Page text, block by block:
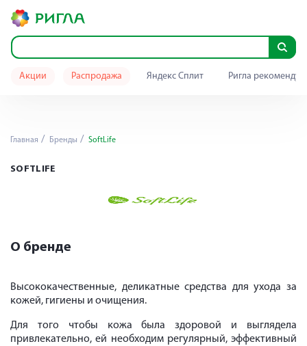
Акции Распродажа Яндекс Сплит Ригла
Главная Бренды SoftLife
SOFTLIFE
О бренде
Высококачественные, деликатные средства для ухода за
кожей, гигиены и очищения.
Для того чтобы кожа была здоровой и выглядела
привлекательно, ей необходим регулярный, эффективный